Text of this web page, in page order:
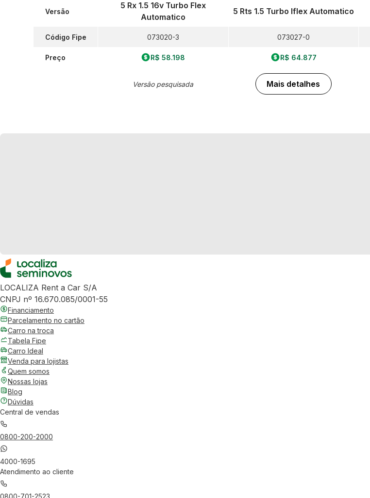
Versão
Código Fipe
Preço
5 Rx 1.5 16v Turbo Flex
Automatico
073020-3
R$ 58.198
Versão pesquisada
5 Rts 1.5 Turbo Iflex Automatico
073027-0
R$ 64.877
Mais detalhes
LOCALIZA Rent a Car S/A
CNPJ nº 16.670.085/0001-55
Financiamento
Parcelamento no cartão
Carro na troca
Tabela Fipe
Carro Ideal
Venda para lojistas
Quem somos
Nossas lojas
Blog
Dúvidas
Central de vendas
0800-200-2000
4000-1695
Atendimento ao cliente
0800-701-2523